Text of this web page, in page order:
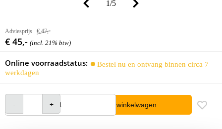
1/5
Adviesprijs € 47,-
€ 45,- (incl. 21% btw)
Online voorraadstatus:
Bestel nu en ontvang binnen circa 7
werkdagen
In winkelwagen